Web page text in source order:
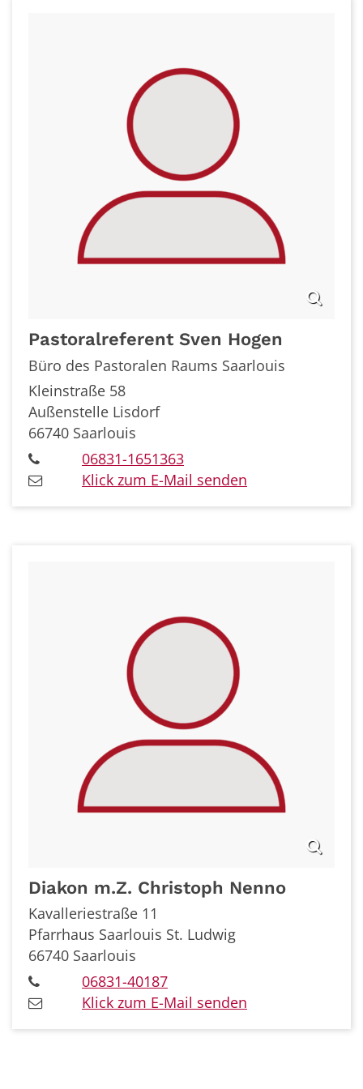
Pastoralreferent Sven Hogen
Büro des Pastoralen Raums Saarlouis
Kleinstraße 58
Außenstelle Lisdorf
66740 Saarlouis
06831-1651363
Klick zum E-Mail senden
Diakon m.Z. Christoph Nenno
Kavalleriestraße 11
Pfarrhaus Saarlouis St. Ludwig
66740 Saarlouis
06831-40187
Klick zum E-Mail senden